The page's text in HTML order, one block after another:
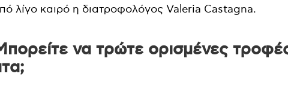
λίγο καιρό η διατροφολόγος Valeria Castagna.
να τρώτε ορισμένες